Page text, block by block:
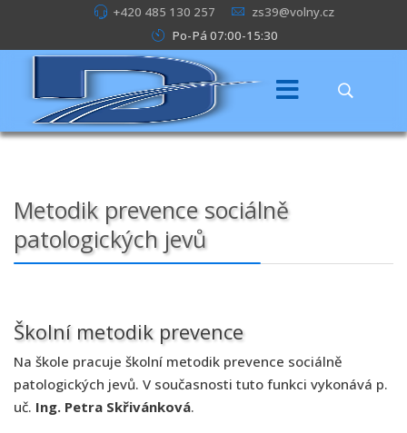
+420 485 130 257
zs39@volny.cz
Po-Pá 07:00-15:30
Metodik prevence sociálně
patologických jevů
Školní metodik prevence
Na škole pracuje školní metodik prevence sociálně
patologických jevů. V současnosti tuto funkci vykonává p.
uč. Ing. Petra Skřivánková.